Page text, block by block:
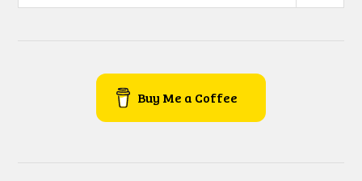
Buy Me a Coffee